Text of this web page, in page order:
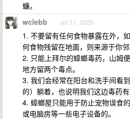
蠊。
wclebb Jul 11, 2025
1. 不要留有任何食物暴露在外，
何食物残留在地面，则来源于你邻
2. 只能上拜尔的蟑螂毒药，山姆
地方留两个毒点。
3. 我们会经常在阳台和洗手间看
的）躺着，也说明我们这边毒药有
4. 蟑螂屋只能用于防止宠物误食
或电脑房等一些电子设备的。